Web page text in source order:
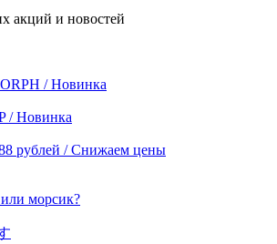
акций и новостей
/ Новинка
/ Новинка
рублей / Снижаем цены
морсик?